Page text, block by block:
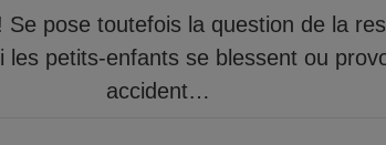
Se pose toutefois la question de la
les petits-enfants se blessent ou
accident…